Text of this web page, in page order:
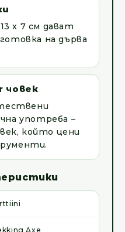
x 7 см дават
на дърва
човек
употреба –
който цени
Axe